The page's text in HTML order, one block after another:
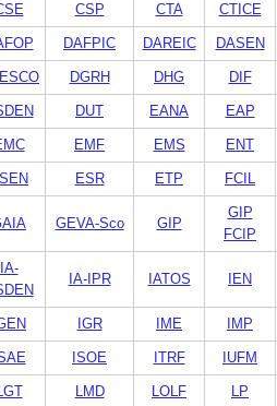
CSP CTA CTICE
DAFPIC DAREIC DASEN
DGRH DHG DIF
DUT EANA EAP
EMF EMS ENT
ESR ETP FCIL
GEVA-Sco GIP
GIP
FCIP
IA-
IA-IPR IATOS IEN
IGR IME IMP
ISOE ITRF IUFM
LMD LOLF LP